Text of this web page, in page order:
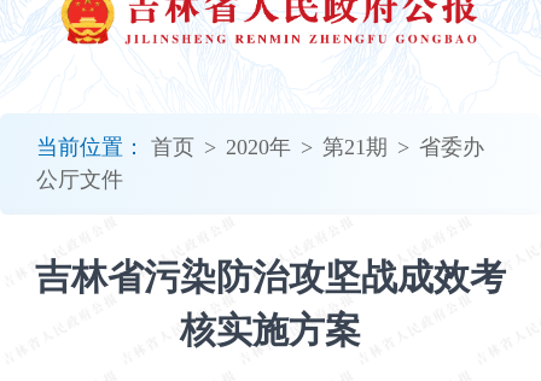
当前位置： 首页 > 2020年 > 第21期 > 省委办
公厅文件
吉林省污染防治攻坚战成效考
核实施方案
碍
说
明
加